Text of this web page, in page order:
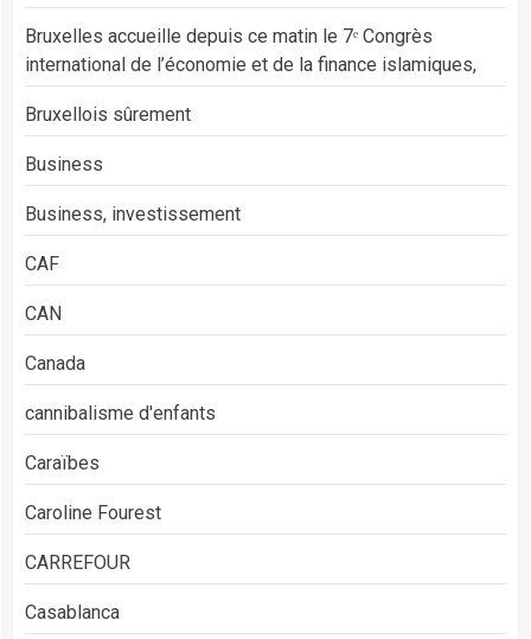
Bruxelles accueille depuis ce matin le 7ᵉ Congrès
international de l’économie et de la finance islamiques,
Bruxellois sûrement
Business
Business, investissement
CAF
CAN
Canada
cannibalisme d'enfants
Caraïbes
Caroline Fourest
CARREFOUR
Casablanca